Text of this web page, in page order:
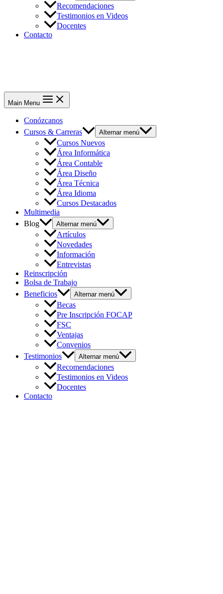
Recomendaciones
Testimonios en Videos
Docentes
Contacto
Main Menu
Conózcanos
Cursos & Carreras
Alternar menú
Cursos Nuevos
Área Informática
Área Contable
Área Diseño
Área Técnica
Área Idioma
Cursos Destacados
Multimedia
Blog
Alternar menú
Artículos
Novedades
Información
Entrevistas
Reinscripción
Bolsa de Trabajo
Beneficios
Alternar menú
Becas
Pre Inscripción FOCAP
FSC
Ventajas
Convenios
Testimonios
Alternar menú
Recomendaciones
Testimonios en Videos
Docentes
Contacto